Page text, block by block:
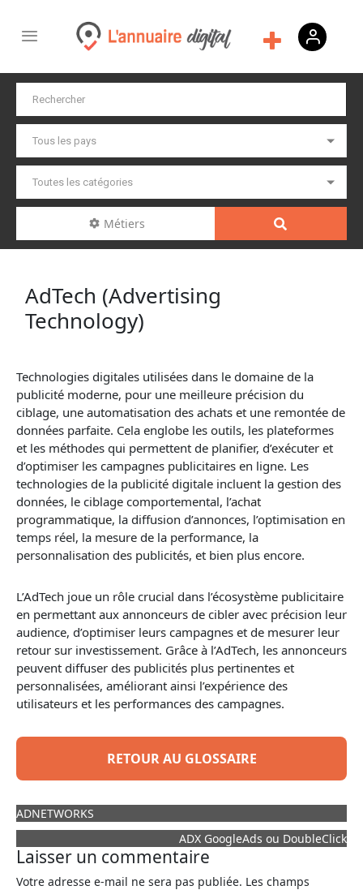
Métiers
AdTech (Advertising
Technology)
Technologies digitales utilisées dans le domaine de la
publicité moderne, pour une meilleure précision du
ciblage, une automatisation des achats et une remontée de
données parfaite. Cela englobe les outils, les plateformes
et les méthodes qui permettent de planifier, d’exécuter et
d’optimiser les campagnes publicitaires en ligne. Les
technologies de la publicité digitale incluent la gestion des
données, le ciblage comportemental, l’achat
programmatique, la diffusion d’annonces, l’optimisation en
temps réel, la mesure de la performance, la
personnalisation des publicités, et bien plus encore.
L’AdTech joue un rôle crucial dans l’écosystème publicitaire
en permettant aux annonceurs de cibler avec précision leur
audience, d’optimiser leurs campagnes et de mesurer leur
retour sur investissement. Grâce à l’AdTech, les annonceurs
peuvent diffuser des publicités plus pertinentes et
personnalisées, améliorant ainsi l’expérience des
utilisateurs et les performances des campagnes.
RETOUR AU GLOSSAIRE
ADNETWORKS
ADX GoogleAds ou DoubleClick
Laisser un commentaire
Votre adresse e-mail ne sera pas publiée. Les champs